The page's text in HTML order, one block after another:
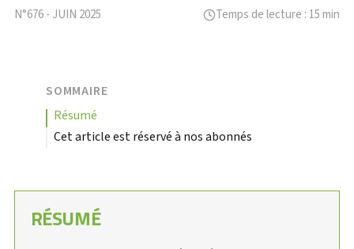
N°676 - JUIN 2025 Temps de lecture : 15 min
SOMMAIRE
résumé
Cet article est réservé à nos abonnés
RÉSUMÉ